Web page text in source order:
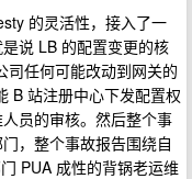
的灵活性，接入了一
说 LB 的配置变更的核
司任何可能改动到网关的
B 站注册中心下发配置权
员的审核。然后整个事
，整个事故报告围绕自
PUA 成性的背锅老运维